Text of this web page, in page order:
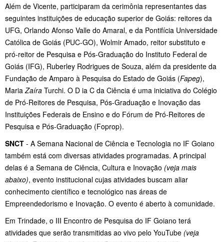
Além de Vicente, participaram da cerimônia representantes das
seguintes instituições de educação superior de Goiás: reitores da
UFG, Orlando Afonso Valle do Amaral, e da Pontifícia Universidade
Católica de Goiás (PUC-GO), Wolmir Amado, reitor substituto e
pró-reitor de Pesquisa e Pós-Graduação do Instituto Federal de
Goiás (IFG), Ruberley Rodrigues de Souza, além da presidente da
Fundação de Amparo à Pesquisa do Estado de Goiás (Fapeg),
Maria Zaíra Turchi. O D ia C da Ciência é uma iniciativa do Colégio
de Pró-Reitores de Pesquisa, Pós-Graduação e Inovação das
Instituições Federais de Ensino e do Fórum de Pró-Reitores de
Pesquisa e Pós-Graduação (Foprop).
SNCT - A Semana Nacional de Ciência e Tecnologia no IF Goiano
também está com diversas atividades programadas. A principal
delas é a Semana de Ciência, Cultura e Inovação (veja mais
abaixo), evento institucional cujas atividades buscam aliar
conhecimento científico e tecnológico nas áreas de
Empreendedorismo e Inovação. O evento é aberto à comunidade.
Em Trindade, o III Encontro de Pesquisa do IF Goiano terá
atividades que serão transmitidas ao vivo pelo YouTube (veja